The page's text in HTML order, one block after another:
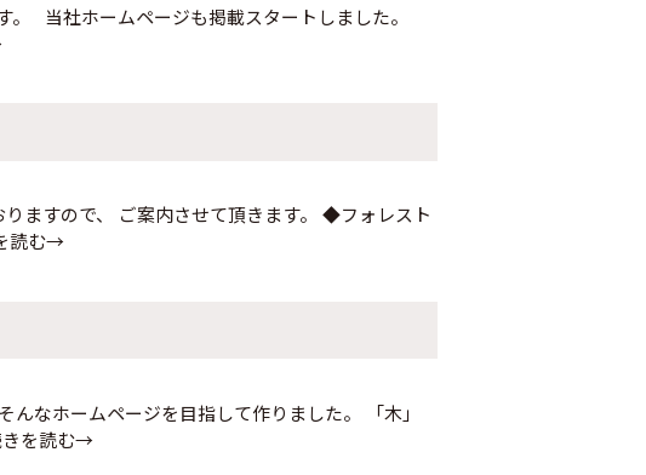
当社ホームページも掲載スタートしました。
ますので、 ご案内させて頂きます。 ◆フォレスト
読む→
なホームページを目指して作りました。 「木」
を読む→